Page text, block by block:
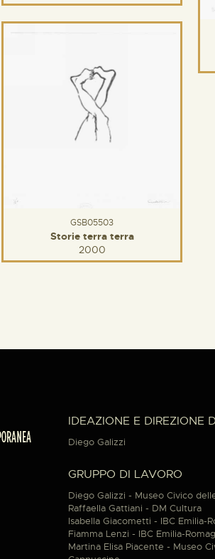
GSB05503
Storie terra terra
2000
IDEAZIONE E DIREZIONE
Diego Galizzi
GRUPPO DI LAVORO
Diego Galizzi - Museo Civico
Raffaella Gattiani - DM Cultura
Isabella Giacometti - IBC Emilia-
Fiamma Lenzi - IBC Emilia-
Martina Elisa Piacente - Museo